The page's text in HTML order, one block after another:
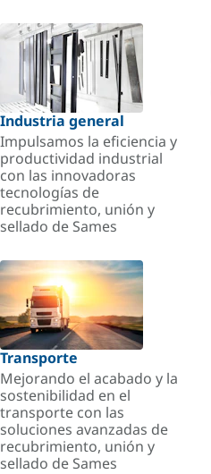
Industria general
Impulsamos la eficiencia y
productividad industrial
con las innovadoras
tecnologías de
recubrimiento, unión y
sellado de Sames
Transporte
Mejorando el acabado y la
sostenibilidad en el
transporte con las
soluciones avanzadas de
recubrimiento, unión y
sellado de Sames